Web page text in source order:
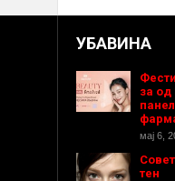
УБАВИНА
за од
мај 6,
тен